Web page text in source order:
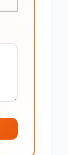
Maksymalnie